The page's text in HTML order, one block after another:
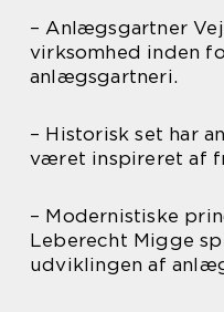
– Anlægsgartner
virksomhed inden
anlægsgartneri.
– Historisk set har
været inspireret af
– Modernistiske
Leberecht Migge
udviklingen af